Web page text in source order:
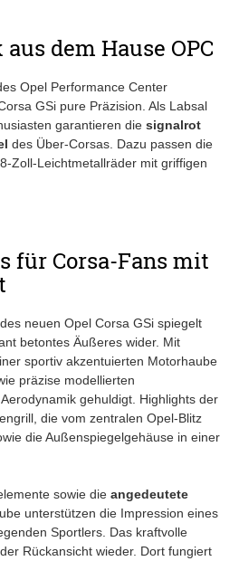
dem Hause OPC
Opel Performance Center
GSi pure Präzision. Als Labsal
garantieren die signalrot
des Über-Corsas. Dazu passen die
Zoll-Leichtmetallräder mit griffigen
für Corsa-Fans mit
neuen Opel Corsa GSi spiegelt
betontes Äußeres wider. Mit
sportiv akzentuierten Motorhaube
präzise modellierten
gehuldigt. Highlights der
die vom zentralen Opel-Blitz
die Außenspiegelgehäuse in einer
sowie die angedeutete
unterstützen die Impression eines
Sportlers. Das kraftvolle
Rückansicht wieder. Dort fungiert